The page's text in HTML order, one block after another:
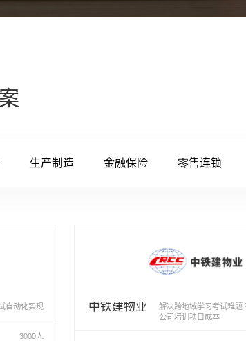
生产制造 金融保险 零售连锁
自动化实现
3000人
中铁建物业
解决跨地域学习考试难题
公司培训项目成本